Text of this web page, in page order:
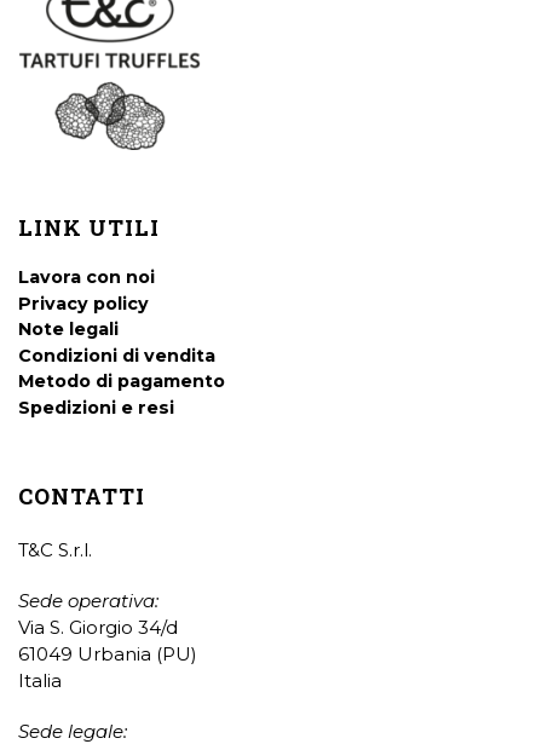
LINK UTILI
Lavora con noi
Privacy policy
Note legali
Condizioni di vendita
Metodo di pagamento
Spedizioni e resi
CONTATTI
T&C S.r.l.
Sede operativa:
Via S. Giorgio 34/d
61049 Urbania (PU)
Italia
Sede legale: